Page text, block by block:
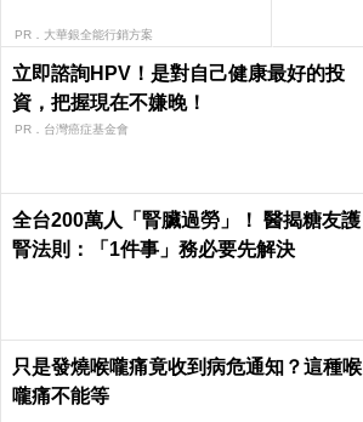
PR．大華銀全能行銷方案
立即諮詢HPV！是對自己健康最好的投
資，把握現在不嫌晚！
PR．台灣癌症基金會
全台200萬人「腎臟過勞」！ 醫揭糖友護
腎法則：「1件事」務必要先解決
只是發燒喉嚨痛竟收到病危通知？這種喉
嚨痛不能等